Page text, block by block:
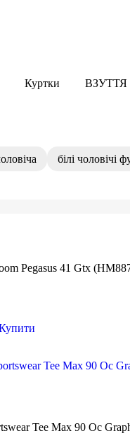
Куртки ВЗУТТЯ
білі чоловічі
Pegasus 41 Gtx
Tee Max 90 Oc